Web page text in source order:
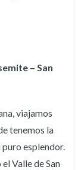
– San
viajamos
tenemos la
esplendor.
Valle de San